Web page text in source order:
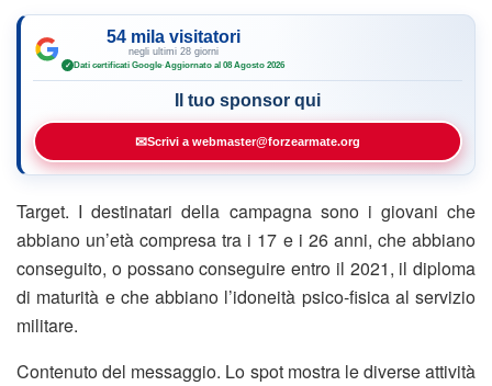
54 mila visitatori
negli ultimi 28 giorni
✓ Dati certificati Google·Aggiornato al 08 Agosto 2026
Il tuo sponsor qui
✉Scrivi a webmaster@forzearmate.org
Target. I destinatari della campagna sono i giovani che
abbiano un’età compresa tra i 17 e i 26 anni, che abbiano
conseguito, o possano conseguire entro il 2021, il diploma
di maturità e che abbiano l’idoneità psico-fisica al servizio
militare.
Contenuto del messaggio. Lo spot mostra le diverse attività